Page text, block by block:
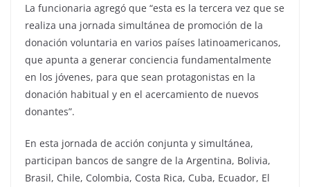
La funcionaria agregó que “esta es la tercera vez que se
realiza una jornada simultánea de promoción de la
donación voluntaria en varios países latinoamericanos,
que apunta a generar conciencia fundamentalmente
en los jóvenes, para que sean protagonistas en la
donación habitual y en el acercamiento de nuevos
donantes”.
En esta jornada de acción conjunta y simultánea,
participan bancos de sangre de la Argentina, Bolivia,
Brasil, Chile, Colombia, Costa Rica, Cuba, Ecuador, El